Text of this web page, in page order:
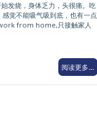
发烧，身体乏力，头很痛。吃
觉不能吸气吸到底，也有一点
from home,只接触家人
阅读更多...